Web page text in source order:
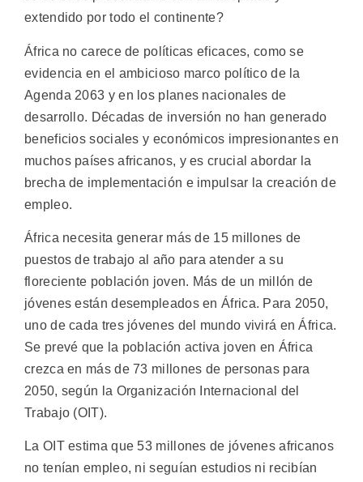
extendido por todo el continente?
África no carece de políticas eficaces, como se
evidencia en el ambicioso marco político de la
Agenda 2063 y en los planes nacionales de
desarrollo. Décadas de inversión no han generado
beneficios sociales y económicos impresionantes en
muchos países africanos, y es crucial abordar la
brecha de implementación e impulsar la creación de
empleo.
África necesita generar más de 15 millones de
puestos de trabajo al año para atender a su
floreciente población joven. Más de un millón de
jóvenes están desempleados en África. Para 2050,
uno de cada tres jóvenes del mundo vivirá en África.
Se prevé que la población activa joven en África
crezca en más de 73 millones de personas para
2050, según la Organización Internacional del
Trabajo (OIT).
La OIT estima que 53 millones de jóvenes africanos
no tenían empleo, ni seguían estudios ni recibían